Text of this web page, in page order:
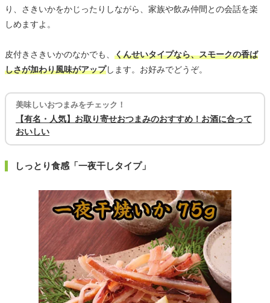
り、さきいかをかじったりしながら、家族や飲み仲間との会話を楽
しめますよ。
皮付きさきいかのなかでも、 くんせいタイプなら、スモークの香ば
しさが加わり風味がアップします。お好みでどうぞ。
美味しいおつまみをチェック！
【有名・人気】お取り寄せおつまみのおすすめ！お酒に合って
おいしい
しっとり食感「一夜干しタイプ」